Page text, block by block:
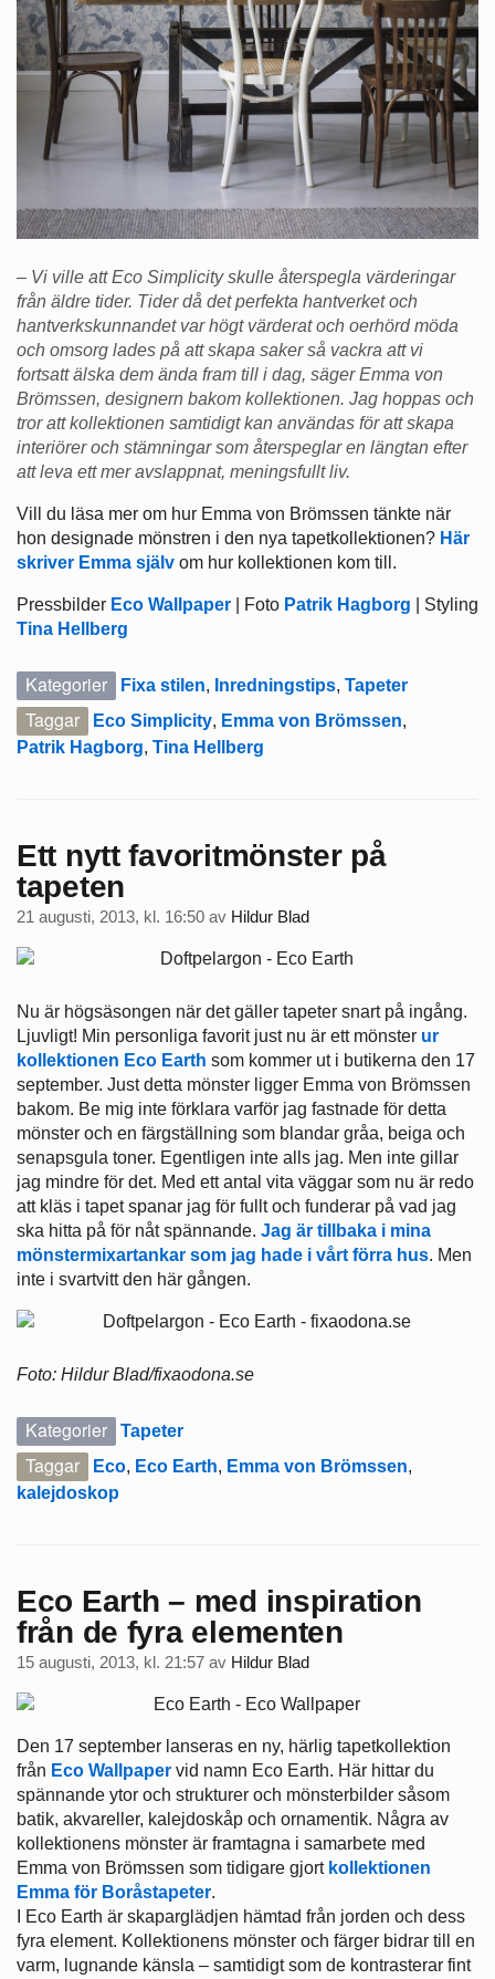
– Vi ville att Eco Simplicity skulle återspegla värderingar
från äldre tider. Tider då det perfekta hantverket och
hantverkskunnandet var högt värderat och oerhörd möda
och omsorg lades på att skapa saker så vackra att vi
fortsatt älska dem ända fram till i dag, säger Emma von
Brömssen, designern bakom kollektionen. Jag hoppas och
tror att kollektionen samtidigt kan användas för att skapa
interiörer och stämningar som återspeglar en längtan efter
att leva ett mer avslappnat, meningsfullt liv.
Vill du läsa mer om hur Emma von Brömssen tänkte när
hon designade mönstren i den nya tapetkollektionen? Här
skriver Emma själv om hur kollektionen kom till.
Pressbilder Eco Wallpaper | Foto Patrik Hagborg
| Styling
Tina Hellberg
Kategorier Fixa stilen, Inredningstips, Tapeter
Taggar Eco Simplicity, Emma von Brömssen,
Patrik Hagborg, Tina Hellberg
Ett nytt favoritmönster på
tapeten
21 augusti, 2013, kl. 16:50 av Hildur Blad
Nu är högsäsongen när det gäller tapeter snart på ingång.
Ljuvligt! Min personliga favorit just nu är ett mönster ur
kollektionen Eco Earth som kommer ut i butikerna den 17
september. Just detta mönster ligger Emma von Brömssen
bakom. Be mig inte förklara varför jag fastnade för detta
mönster och en färgställning som blandar gråa, beiga och
senapsgula toner. Egentligen inte alls jag. Men inte gillar
jag mindre för det. Med ett antal vita väggar som nu är redo
att kläs i tapet spanar jag för fullt och funderar på vad jag
ska hitta på för nåt spännande. Jag är tillbaka i mina
mönstermixartankar som jag hade i vårt förra hus. Men
inte i svartvitt den här gången.
Foto: Hildur Blad/fixaodona.se
Kategorier Tapeter
Taggar Eco, Eco Earth, Emma von Brömssen,
kalejdoskop
Eco Earth – med inspiration
från de fyra elementen
15 augusti, 2013, kl. 21:57 av Hildur Blad
Den 17 september lanseras en ny, härlig tapetkollektion
från Eco Wallpaper vid namn Eco Earth. Här hittar du
spännande ytor och strukturer och mönsterbilder såsom
batik, akvareller, kalejdoskåp och ornamentik. Några av
kollektionens mönster är framtagna i samarbete med
Emma von Brömssen som tidigare gjort kollektionen
Emma för Boråstapeter.
I Eco Earth är skaparglädjen hämtad från jorden och dess
fyra element. Kollektionens mönster och färger bidrar till en
varm, lugnande känsla – samtidigt som de kontrasterar fint